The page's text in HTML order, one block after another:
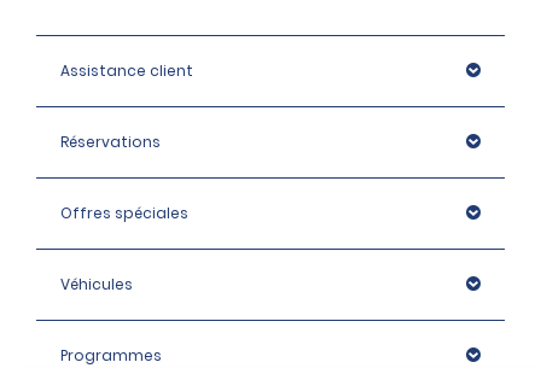
Assistance client
Réservations
Offres spéciales
Véhicules
Programmes